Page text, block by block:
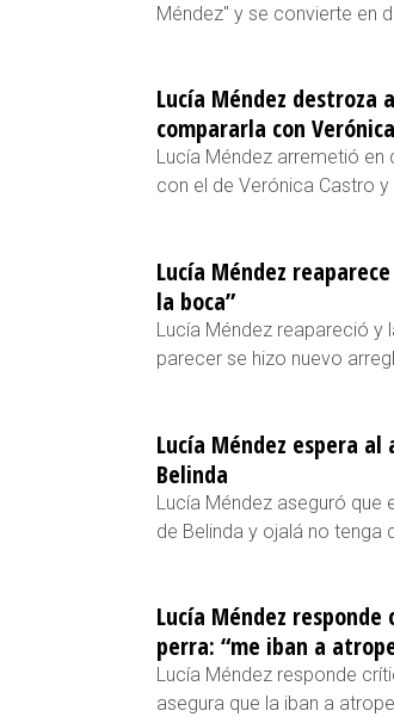
Méndez" y se convierte en
Lucía Méndez destroza
compararla con
Lucía Méndez arremetió
con el de Verónica Castro
Lucía Méndez
la boca”
Lucía Méndez reapareció y
parecer se hizo nuevo
Lucía Méndez espera
Belinda
Lucía Méndez aseguró que
de Belinda y ojalá no tenga
Lucía Méndez
perra: “me iban a
Lucía Méndez responde
asegura que la iban a